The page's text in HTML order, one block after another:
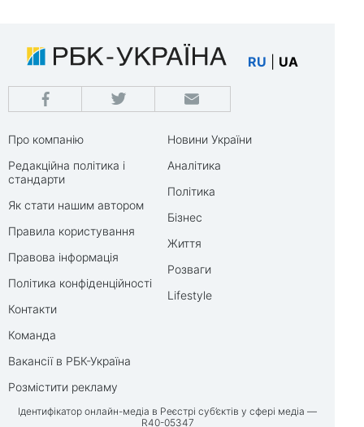
RU UA
Про компанію
Редакційна політика і
стандарти
Як стати нашим автором
Правила користування
Правова інформація
Політика конфіденційності
Контакти
Команда
Вакансії в РБК-Україна
Розмістити рекламу
Новини України
Аналітика
Політика
Бізнес
Життя
Розваги
Lifestyle
Ідентифікатор онлайн-медіа в Реєстрі суб’єктів у сфері медіа —
R40-05347